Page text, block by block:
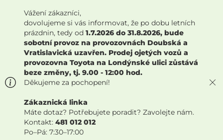
Vážení zákazníci,
dovolujeme si vás informovat, že po dobu letních
prázdnin, tedy od 1.7.2026 do 31.8.2026, bude
sobotní provoz na provozovnách Doubská a
Vratislavická uzavřen. Prodej ojetých vozů a
provozovna Toyota na Londýnské ulici zůstává
beze změny, tj. 9.00 - 12:00 hod.
Děkujeme za pochopení!
Zákaznická linka
Máte dotaz? Potřebujete poradit? Zavolejte nám.
Kontakt: 481 012 012
Po–Pá: 7:30–17:00